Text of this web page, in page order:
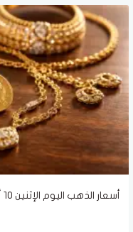
أسعار الذهب اليوم الإثنين 10 أغسطس 2026.. الجرام بـ5241 جنيها